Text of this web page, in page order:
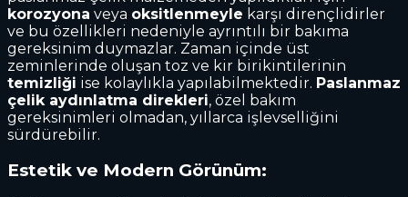
korozyona veya oksitlenmeyle karşı dirençlidirler
ve bu özellikleri nedeniyle ayrıntılı bir bakıma
gereksinim duymazlar. Zaman içinde üst
zeminlerinde oluşan toz ve kir birikintilerinin
temizliği ise kolaylıkla yapılabilmektedir. Paslanmaz
çelik aydınlatma direkleri, özel bakım
gereksinimleri olmadan, yıllarca işlevselliğini
sürdürebilir.
Estetik ve Modern Görünüm: